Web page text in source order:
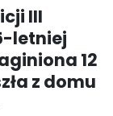
III
letniej
12
z domu